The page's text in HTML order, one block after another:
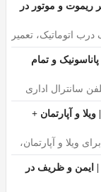
که وارد یک
صنعتی، سه فاز
استفاده
ریموت و موتور در
اتوماتیک، تعمیر
قطعات اصلی با
و تمام
سانترال اداری
برای انتخاب ظرفیت
در محل
و آپارتمان +
ویلا و آپارتمان،
تمام برندها در
ایمن و ظریف در